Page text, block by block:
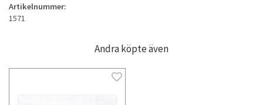
Artikelnummer:
1571
Andra köpte även